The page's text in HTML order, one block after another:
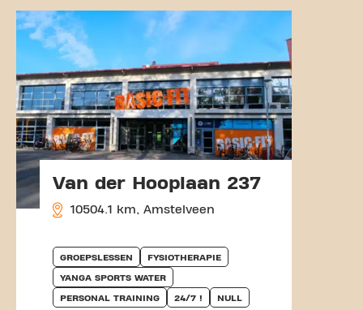
Van der Hooplaan 237
10504.1 km, Amstelveen
GROEPSLESSEN FYSIOTHERAPIE
YANGA SPORTS WATER
PERSONAL TRAINING 24/7 ! NULL